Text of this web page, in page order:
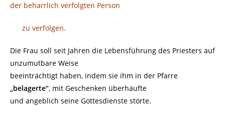
der beharrlich verfolgten Person
zu verfolgen.
Die Frau soll seit Jahren die Lebensführung des Priesters auf
unzumutbare Weise
beeinträchtigt haben, indem sie ihm in der Pfarre
„belagerte“, mit Geschenken überhäufte
und angeblich seine Gottesdienste störte.